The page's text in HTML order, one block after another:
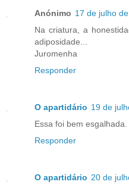
Anónimo 17 de julho
Na criatura, a
adiposidade...
Juromenha
Responder
O apartidário 19 de
Essa foi bem esgalhada.
Responder
O apartidário 20 de